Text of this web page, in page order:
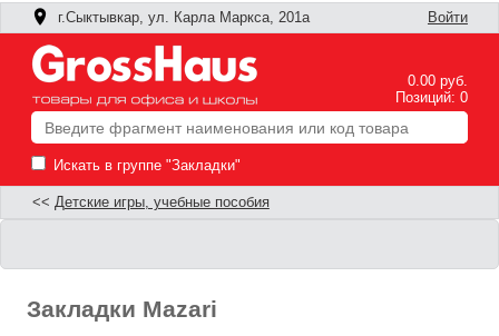
г.Сыктывкар, ул. Карла Маркса, 201а Войти
0.00 руб.
Позиций: 0
Искать в группе "Закладки"
<< Детские игры, учебные пособия
Закладки Mazari